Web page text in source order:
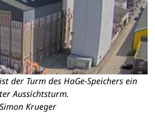
der Turm des HaGe-Speichers ein
Aussichtsturm.
Krueger